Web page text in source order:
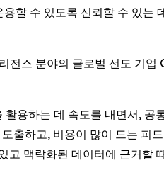
할 수 있도록 신뢰할 수 있는
스 분야의 글로벌 선도 기
용하는 데 속도를 내면서, 공
출하고, 비용이 많이 드는 피
맥락화된 데이터에 근거할